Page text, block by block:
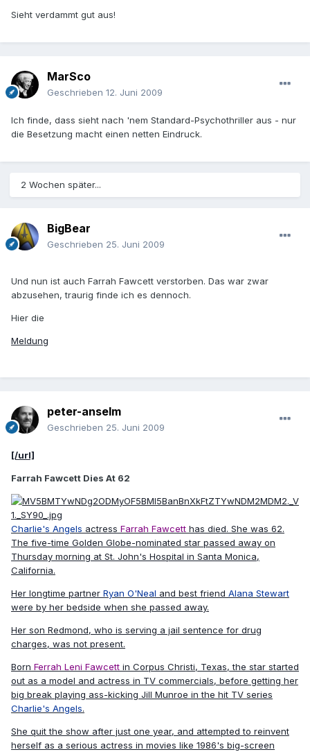
Sieht verdammt gut aus!
MarSco
Geschrieben 12. Juni 2009
Ich finde, dass sieht nach 'nem Standard-Psychothriller aus - nur
die Besetzung macht einen netten Eindruck.
2 Wochen später...
BigBear
Geschrieben 25. Juni 2009
Und nun ist auch Farrah Fawcett verstorben. Das war zwar
abzusehen, traurig finde ich es dennoch.
Hier die
Meldung
peter-anselm
Geschrieben 25. Juni 2009
[/url]
Farrah Fawcett Dies At 62
Charlie's Angels actress Farrah Fawcett has died. She was 62.
The five-time Golden Globe-nominated star passed away on
Thursday morning at St. John's Hospital in Santa Monica,
California.
Her longtime partner Ryan O'Neal and best friend Alana Stewart
were by her bedside when she passed away.
Her son Redmond, who is serving a jail sentence for drug
charges, was not present.
Born Ferrah Leni Fawcett in Corpus Christi, Texas, the star started
out as a model and actress in TV commercials, before getting her
big break playing ass-kicking Jill Munroe in the hit TV series
Charlie's Angels.
She quit the show after just one year, and attempted to reinvent
herself as a serious actress in movies like 1986's big-screen